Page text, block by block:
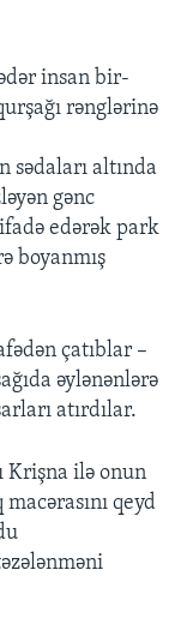
insan bir-
rənglərinə
sədaları altında
gənc
edərək park
boyanmış
çatıblar –
əylənənlərə
atırdılar.
Krişna ilə onun
qeyd